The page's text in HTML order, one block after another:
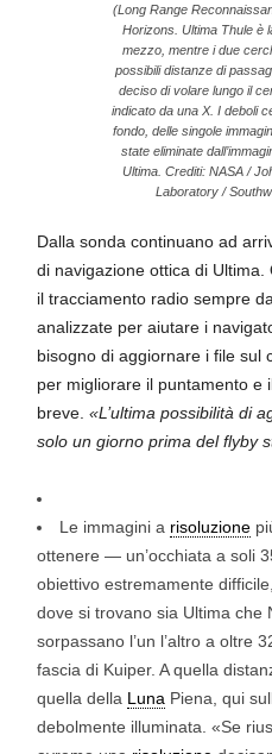
(Long Range
Horizons. Ultima Thule è
mezzo, mentre i due
possibili distanze di
deciso di volare lungo il
indicato da una X. I deboli
fondo, delle singole
state eliminate
Ultima. Crediti: NASA /
Laboratory /
Dalla sonda continuano ad
di navigazione ottica di
il tracciamento radio sempre
analizzate per aiutare i
bisogno di aggiornare i file sul
per migliorare il puntamento e
breve. «L’ultima possibilità di
solo un giorno prima del flyby
Le immagini a risoluzione
ottenere — un’occhiata a soli
obiettivo estremamente
dove si trovano sia Ultima che
sorpassano l’un l’altro a oltre
fascia di Kuiper. A quella
quella della Luna Piena, qui
debolmente illuminata. «Se